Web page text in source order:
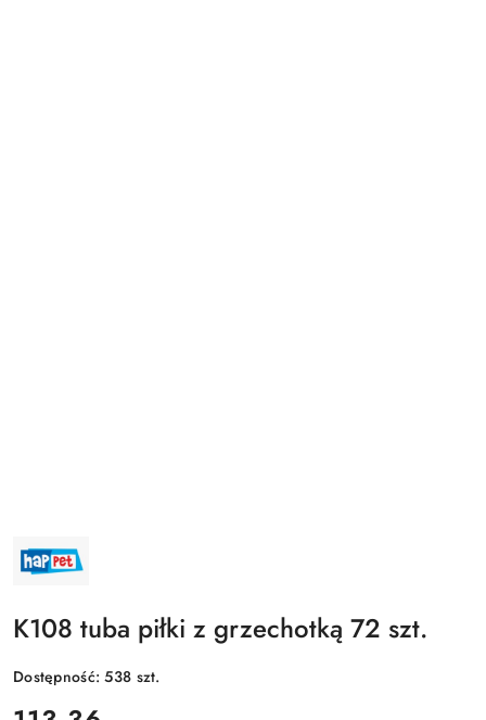
NAZWA
PRODUCENTA:
HAPPET
K108 tuba piłki z grzechotką 72 szt.
Dostępność:538 szt.